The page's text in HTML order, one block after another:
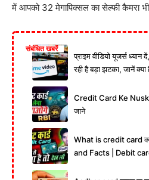
में आपको 32 मेगापिक्सल का सेल्फी कैमरा भी
संबंधित खबरें
प्राइम वीडियो यूजर्स
रही है बड़ा झटका, जानें
Credit Card Ke
जाने
What is credit card
and Facts | Debit